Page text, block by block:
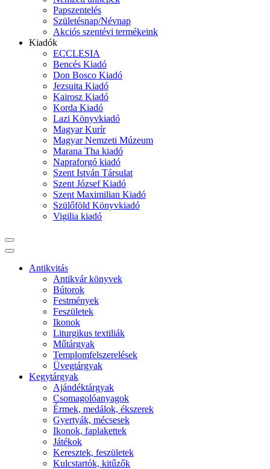
Papszentelés
Születésnap/Névnap
Akciós szentévi termékeink
Kiadók
ECCLESIA
Bencés Kiadó
Don Bosco Kiadó
Jezsuita Kiadó
Kairosz Kiadó
Korda Kiadó
Lazi Könyvkiadó
Magyar Kurír
Magyar Nemzeti Múzeum
Marana Tha kiadó
Napraforgó kiadó
Szent István Társulat
Szent József Kiadó
Szent Maximilian Kiadó
Szülőföld Könyvkiadó
Vigilia kiadó
Antikvitás
Antikvár könyvek
Bútorok
Festmények
Feszületek
Ikonok
Liturgikus textiliák
Műtárgyak
Templomfelszerelések
Üvegtárgyak
Kegytárgyak
Ajándéktárgyak
Csomagolóanyagok
Érmek, medálok, ékszerek
Gyertyák, mécsesek
Ikonok, faplakettek
Játékok
Keresztek, feszületek
Kulcstartók, kitűzők